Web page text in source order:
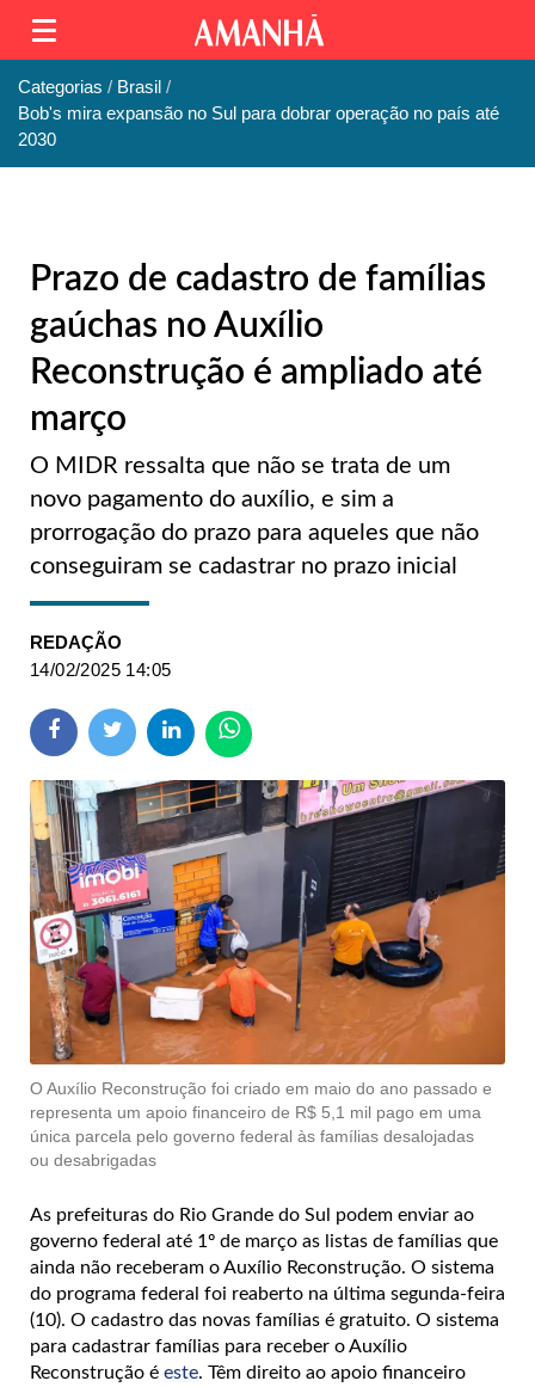
Categorias
Brasil
Bob's mira expansão no Sul para dobrar operação no país até
2030
Prazo de cadastro de famílias
gaúchas no Auxílio
Reconstrução é ampliado até
março
O MIDR ressalta que não se trata de um
novo pagamento do auxílio, e sim a
prorrogação do prazo para aqueles que não
conseguiram se cadastrar no prazo inicial
REDAÇÃO
14/02/2025 14:05
O Auxílio Reconstrução foi criado em maio do ano passado e
representa um apoio financeiro de R$ 5,1 mil pago em uma
única parcela pelo governo federal às famílias desalojadas
ou desabrigadas
As prefeituras do Rio Grande do Sul podem enviar ao
governo federal até 1º de março as listas de famílias que
ainda não receberam o Auxílio Reconstrução. O sistema
do programa federal foi reaberto na última segunda-feira
(10). O cadastro das novas famílias é gratuito. O sistema
para cadastrar famílias para receber o Auxílio
Reconstrução é este. Têm direito ao apoio financeiro